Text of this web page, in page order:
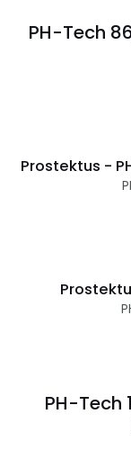
PH-Tech
Prostektus -
PH-Tech